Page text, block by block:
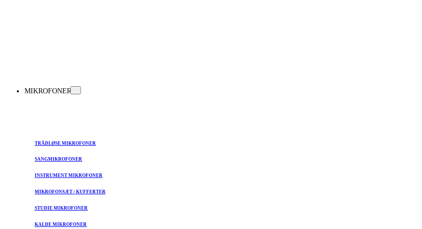
MIKROFONER
TRÅDLØSE MIKROFONER
SANGMIKROFONER
INSTRUMENT MIKROFONER
MIKROFONSÆT / KUFFERTER
STUDIE MIKROFONER
KALDE MIKROFONER